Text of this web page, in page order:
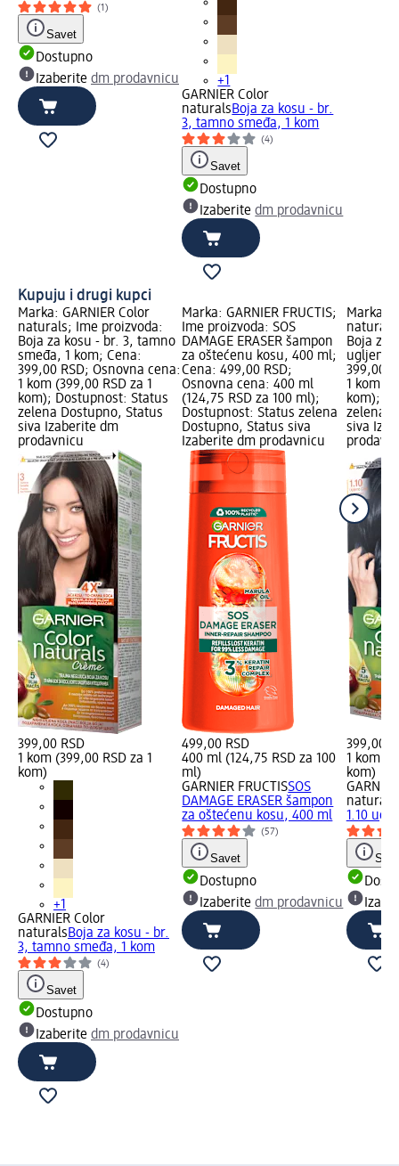
(1)
Savet
Dostupno
Izaberite dm prodavnicu
+1
GARNIER Color
naturalsBoja za kosu - br.
3, tamno smeđa, 1 kom
(4)
Savet
Dostupno
Izaberitedm prodavnicu
Kupuju i drugi kupci
Marka: GARNIER Color
naturals; Ime proizvoda:
Boja za kosu - br. 3, tamno
smeđa, 1 kom; Cena:
399,00 RSD; Osnovna cena:
1 kom (399,00 RSD za 1
kom); Dostupnost: Status
zelena Dostupno, Status
siva Izaberite dm
prodavnicu
399,00 RSD
1 kom (399,00 RSD za 1
kom)
+1
GARNIER Color
naturalsBoja za kosu - br.
3, tamno smeđa, 1 kom
(4)
Savet
Dostupno
Izaberite dm prodavnicu
Marka: GARNIER FRUCTIS;
Ime proizvoda: SOS
DAMAGE ERASER šampon
za oštećenu kosu, 400 ml;
Cena: 499,00 RSD;
Osnovna cena: 400 ml
(124,75 RSD za 100 ml);
Dostupnost: Status zelena
Dostupno, Status siva
Izaberite dm prodavnicu
499,00 RSD
400 ml (124,75 RSD za 100
ml)
GARNIER FRUCTISSOS
DAMAGE ERASER šampon
za oštećenu kosu, 400 ml
(57)
Savet
Dostupno
Izaberitedm prodavnicu
Marka:
Boja za
ugljeno
399,00
1 kom
kom);
zelena
siva
399,00
1 kom
kom)
naturals
1.10